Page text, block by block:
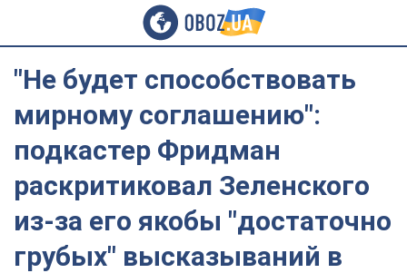
"Не будет способствовать
мирному соглашению":
подкастер Фридман
раскритиковал Зеленского
из-за его якобы "достаточно
грубых" высказываний в